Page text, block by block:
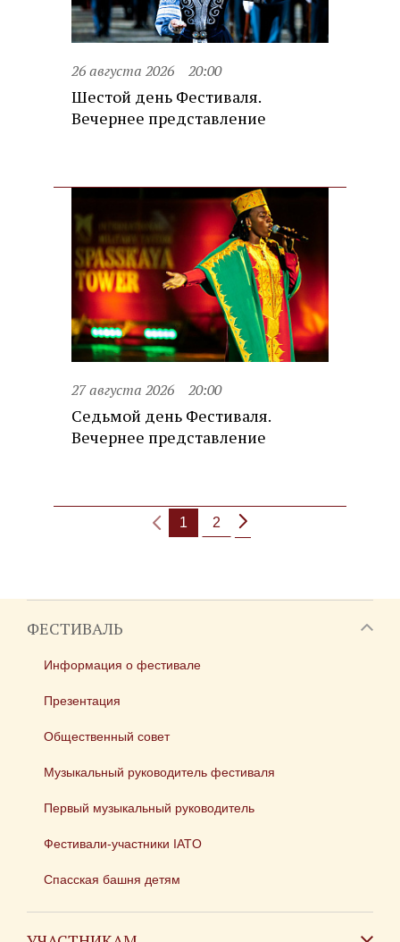
26 августа 2026 20:00
Шестой день Фестиваля.
Вечернее представление
27 августа 2026 20:00
Седьмой день Фестиваля.
Вечернее представление
1 2
ФЕСТИВАЛЬ
Информация о фестивале
Презентация
Общественный совет
Музыкальный руководитель фестиваля
Первый музыкальный руководитель
Фестивали-участники IATO
Спасская башня детям